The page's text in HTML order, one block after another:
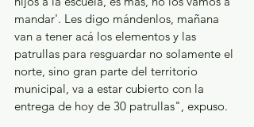
mandar'. Les digo mándenlos, mañana
van a tener acá los elementos y las
patrullas para resguardar no solamente el
norte, sino gran parte del territorio
municipal, va a estar cubierto con la
entrega de hoy de 30 patrullas", expuso.